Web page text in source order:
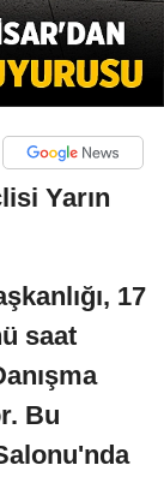
Yarın
17
saat
Bu